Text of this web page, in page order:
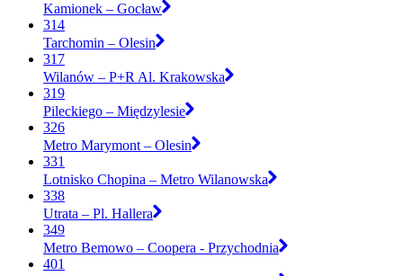
Kamionek – Gocław
314
Tarchomin – Olesin
317
Wilanów – P+R Al. Krakowska
319
Pileckiego – Międzylesie
326
Metro Marymont – Olesin
331
Lotnisko Chopina – Metro Wilanowska
338
Utrata – Pl. Hallera
349
Metro Bemowo – Coopera - Przychodnia
401